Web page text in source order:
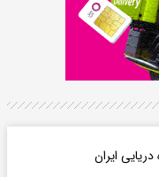
ایران